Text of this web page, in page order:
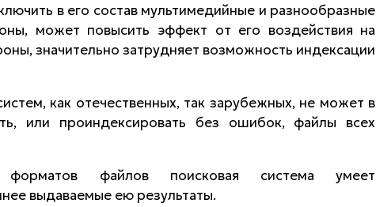
в его состав мультимедийные и разнообразные
может повысить эффект от его воздействия на
значительно затрудняет возможность индексации
как отечественных, так зарубежных, не может в
или проиндексировать без ошибок, файлы всех
файлов поисковая система умеет
выдаваемые ею результаты.